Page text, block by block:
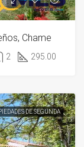
Chame
2 295.00
DE SEGUNDA